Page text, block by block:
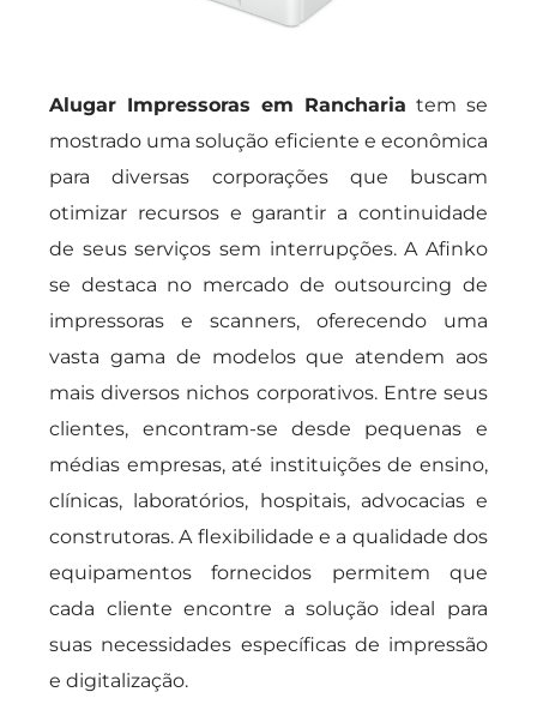
Alugar Impressoras em Rancharia tem se
mostrado uma solução eficiente e econômica
para diversas corporações que buscam
otimizar recursos e garantir a continuidade
de seus serviços sem interrupções. A Afinko
se destaca no mercado de outsourcing de
impressoras e scanners, oferecendo uma
vasta gama de modelos que atendem aos
mais diversos nichos corporativos. Entre seus
clientes, encontram-se desde pequenas e
médias empresas, até instituições de ensino,
clínicas, laboratórios, hospitais, advocacias e
construtoras. A flexibilidade e a qualidade dos
equipamentos fornecidos permitem que
cada cliente encontre a solução ideal para
suas necessidades específicas de impressão
e digitalização.